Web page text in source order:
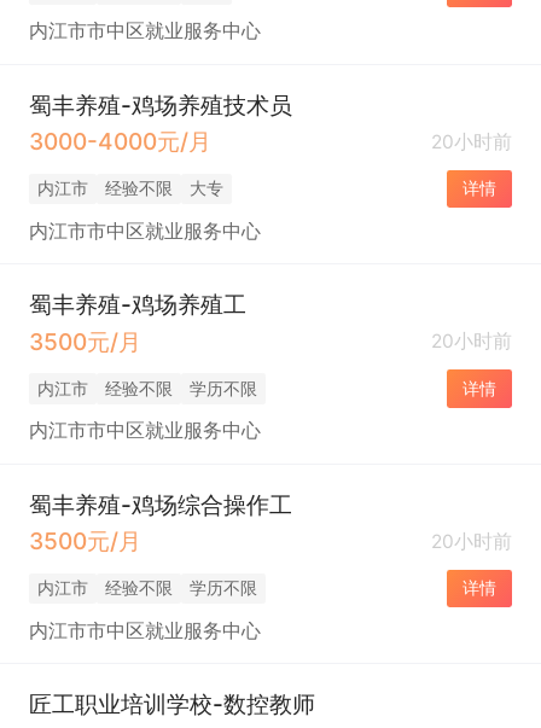
内江市市中区就业服务中心
蜀丰养殖-鸡场养殖技术员
3000-4000元/月
20小时前
内江市 经验不限 大专 详情
内江市市中区就业服务中心
蜀丰养殖-鸡场养殖工
3500元/月
20小时前
内江市 经验不限 学历不限 详情
内江市市中区就业服务中心
蜀丰养殖-鸡场综合操作工
3500元/月
20小时前
内江市 经验不限 学历不限 详情
内江市市中区就业服务中心
匠工职业培训学校-数控教师